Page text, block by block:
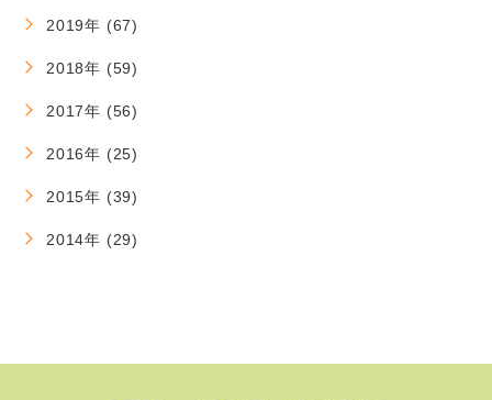
2019年 (67)
2018年 (59)
2017年 (56)
2016年 (25)
2015年 (39)
2014年 (29)